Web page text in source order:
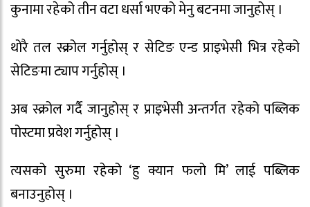
कुनामा रहेको तीन वटा धर्सा भएको मेनु बटनमा जानुहोस् ।
थोरै तल स्क्रोल गर्नुहोस् र सेटिङ एन्ड प्राइभेसी भित्र रहेको
सेटिङमा ट्याप गर्नुहोस् ।
अब स्क्रोल गर्दै जानुहोस् र प्राइभेसी अन्तर्गत रहेको पब्लिक
पोस्टमा प्रवेश गर्नुहोस् ।
त्यसको सुरुमा रहेको ‘हु क्यान फलो मि’ लाई पब्लिक
बनाउनुहोस् ।